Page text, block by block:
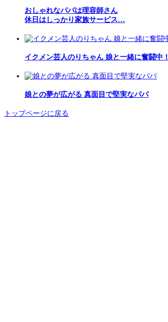
おしゃれなパパは理容師さん
休日はしっかり家族サービス…
イクメン芸人のりちゃん 娘と一緒に奮闘中！
娘との夢が広がる 真面目で堅実なパパ
トップページに戻る